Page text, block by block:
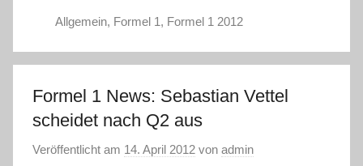
Allgemein, Formel 1, Formel 1 2012
Formel 1 News: Sebastian Vettel
scheidet nach Q2 aus
Veröffentlicht am 14. April 2012 von admin